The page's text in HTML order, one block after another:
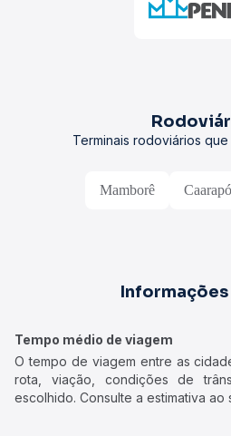
Terminais rodoviários que
Mamborê
Tempo médio de viagem
O tempo de viagem entre as
rota, viação, condições de
escolhido. Consulte a estimativa ao